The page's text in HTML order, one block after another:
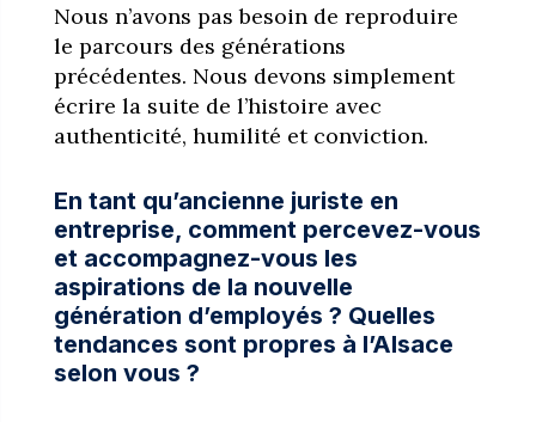
Nous n’avons pas besoin de reproduire
le parcours des générations
précédentes. Nous devons simplement
écrire la suite de l’histoire avec
authenticité, humilité et conviction.
En tant qu’ancienne juriste en
entreprise, comment percevez-vous
et accompagnez-vous les
aspirations de la nouvelle
génération d’employés ? Quelles
tendances sont propres à l’Alsace
selon vous ?